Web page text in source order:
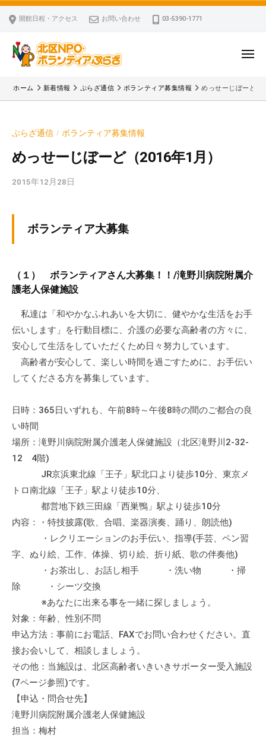
コ
ス
開館日程・アクセス お問い合わせ 03-5390-1771
区
P
・
ボ
ン
ィ
ぷ
ら
ざ
北
P
O
ボ
ぷ
ら
は
、
P
・
ン
テ
ア
動
支
や
活
関
す
る
総
合
的
メ
ー
ホーム 新着情報 ぷらざ通信 ボランティア募集情報 めっせーじぼーど（
ぷらざ通信 / ボランティア募集情報
めっせーじぼーど（2016年1月）
2015年12月28日
m
n
ボランティア大募集
（１） ボランティアさん大募集！！/滝野川病院附属介
護老人保健施設
私達は「和やかなふれあいを大切に、健やかな生活をお手
伝いします」を行動目標に、介護の必要な高齢者の方々に、
安心して生活をしていただくため日々努力しています。
高齢者が安心して、楽しい時間を過ごすために、お手伝い
してくださる方を募集しています。
日時：365日いずれも、午前8時～午後8時の間のご都合の良
い時間
場所：滝野川病院附属介護老人保健施設（北区滝野川2-32-
12 4階)
JR京浜東北線「王子」駅北口より徒歩10分、東京メ
トロ南北線「王子」駅より徒歩10分、
都営地下鉄三田線「西巣鴨」駅より徒歩10分
内容：・特技披露(歌、合唱、楽器演奏、踊り、朗読他)
・レクリエーションのお手伝い、指導(手芸、ペン習
字、ぬり絵、工作、体操、切り絵、折り紙、歌の伴奏他)
・お茶出し、お話し相手 ・洗い物 ・掃
除 ・シーツ交換
※あなたに出来る事を一緒に探しましょう。
対象：年齢、性別不問
申込方法：事前にお電話、FAXでお問い合わせください。直
接お会いして、相談しましょう。
その他：当施設は、北区高齢者いきいきサポーター受入施設
(7ページ参照)です。
【申込・問合せ先】
滝野川病院附属介護老人保健施設
担当：梅村
区
N
O
・
ラ
ィ
ア
ぷ
ら
ー